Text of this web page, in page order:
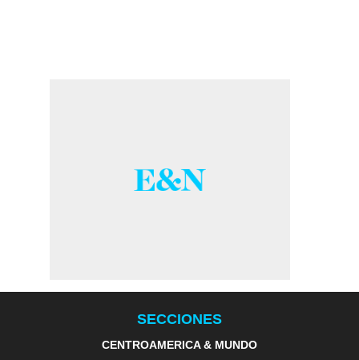
SECCIONES
CENTROAMERICA & MUNDO